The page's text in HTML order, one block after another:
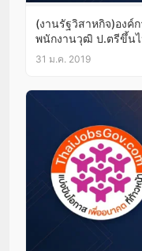
(งานรัฐวิสาหกิจ)อง
พนักงานวุฒิ ป.ตรีขึ้น
ได้!
31 ม.ค. 2019